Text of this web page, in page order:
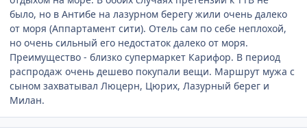
было, но в Антибе на лазурном берегу жили очень далеко
от моря (Аппартамент сити). Отель сам по себе неплохой,
но очень сильный его недостаток далеко от моря.
Преимущество - близко супермаркет Карифор. В период
распродаж очень дешево покупали вещи. Маршрут мужа с
сыном захватывал Люцерн, Цюрих, Лазурный берег и
Милан.